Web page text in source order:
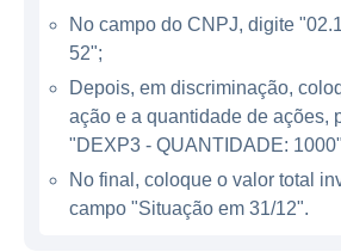
global e, com a crescente
posiciona como uma aliada
empresas que buscam
companhia oferece uma
produtos e serviços que
No campo do CNPJ, digite
52";
Depois, em discriminação,
ação e a quantidade de ações,
"DEXP3 - QUANTIDADE:
No final, coloque o valor total
campo "Situação em 31/12".